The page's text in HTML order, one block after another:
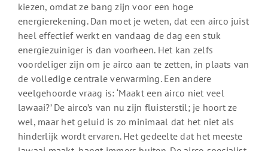
kiezen, omdat ze bang zijn voor een hoge
energierekening. Dan moet je weten, dat een airco juist
heel effectief werkt en vandaag de dag een stuk
energiezuiniger is dan voorheen. Het kan zelfs
voordeliger zijn om je airco aan te zetten, in plaats van
de volledige centrale verwarming. Een andere
veelgehoorde vraag is: ‘Maakt een airco niet veel
lawaai?’ De airco’s van nu zijn fluisterstil; je hoort ze
wel, maar het geluid is zo minimaal dat het niet als
hinderlijk wordt ervaren. Het gedeelte dat het meeste